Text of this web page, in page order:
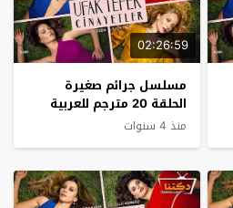
02:26:59
مسلسل جرائم صغيرة
الحلقة 20 مترجم للعربية
منذ 4 سنوات